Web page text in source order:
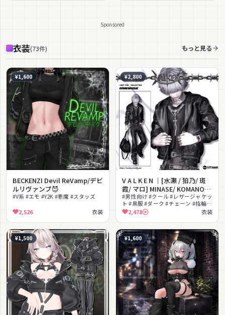
Sponsored
衣装(73件) もっと見る
¥1,600
BECKENZI Devil ReVamp/デビ
ルリヴァンプ😈
#V系 #エモ #Y2K #悪魔 #スタッズ
2,526 衣装
¥2,800
V A L K E N ｜[水瀬 / 狛乃/ 斑
霞/ マロ] MINASE/ KOMANO/
HANKA/+HEAD
#男性向け #クール #レザージャケッ
ト #黒服 #ダーク #チェーン #指輪 #
ストリート #かっこいい #MA対応
2,478 衣装
¥1,500 ¥1,600